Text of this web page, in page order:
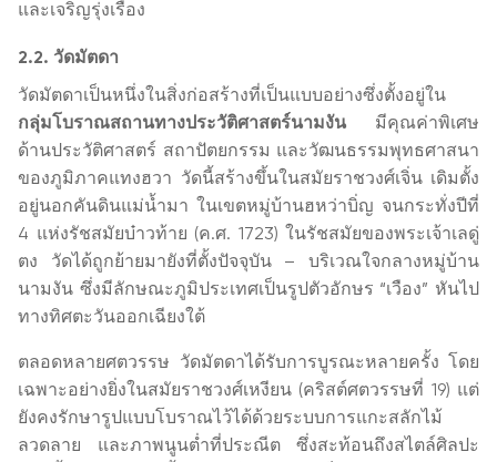
และเจริญรุ่งเรือง
2.2. วัดมัตดา
วัดมัตดาเป็นหนึ่งในสิ่งก่อสร้างที่เป็นแบบอย่างซึ่งตั้งอยู่ใน
กลุ่มโบราณสถานทางประวัติศาสตร์นามงันมีคุณค่าพิเศษ
ด้านประวัติศาสตร์ สถาปัตยกรรม และวัฒนธรรมพุทธศาสนา
ของภูมิภาคแทงฮวา วัดนี้สร้างขึ้นในสมัยราชวงศ์เจิ่น เดิมตั้ง
อยู่นอกคันดินแม่น้ำมา ในเขตหมู่บ้านฮหว่าบิ่ญ จนกระทั่งปีที่
4 แห่งรัชสมัยบ๋าวท้าย (ค.ศ. 1723) ในรัชสมัยของพระเจ้าเลดู่
ตง วัดได้ถูกย้ายมายังที่ตั้งปัจจุบัน – บริเวณใจกลางหมู่บ้าน
นามงัน ซึ่งมีลักษณะภูมิประเทศเป็นรูปตัวอักษร “เวือง” หันไป
ทางทิศตะวันออกเฉียงใต้
ตลอดหลายศตวรรษ วัดมัตดาได้รับการบูรณะหลายครั้ง โดย
เฉพาะอย่างยิ่งในสมัยราชวงศ์เหงียน (คริสต์ศตวรรษที่ 19) แต่
ยังคงรักษารูปแบบโบราณไว้ได้ด้วยระบบการแกะสลักไม้
ลวดลาย และภาพนูนต่ำที่ประณีต ซึ่งสะท้อนถึงสไตล์ศิลปะ